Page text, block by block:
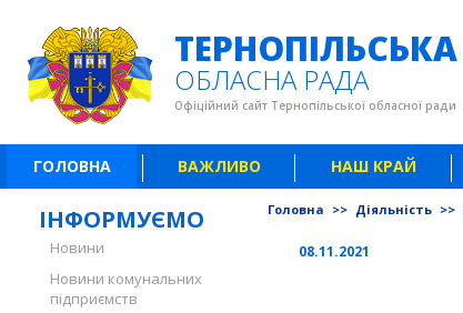
ТЕРНОПІЛЬСЬКА
ОБЛАСНА РАДА
Офіційний сайт Тернопільської обласної ради
ГОЛОВНА ВАЖЛИВО НАШ КРАЙ
ІНФОРМУЄМО
Новини
Новини комунальних
підприємств
Головна >> Діяльність >>
08.11.2021